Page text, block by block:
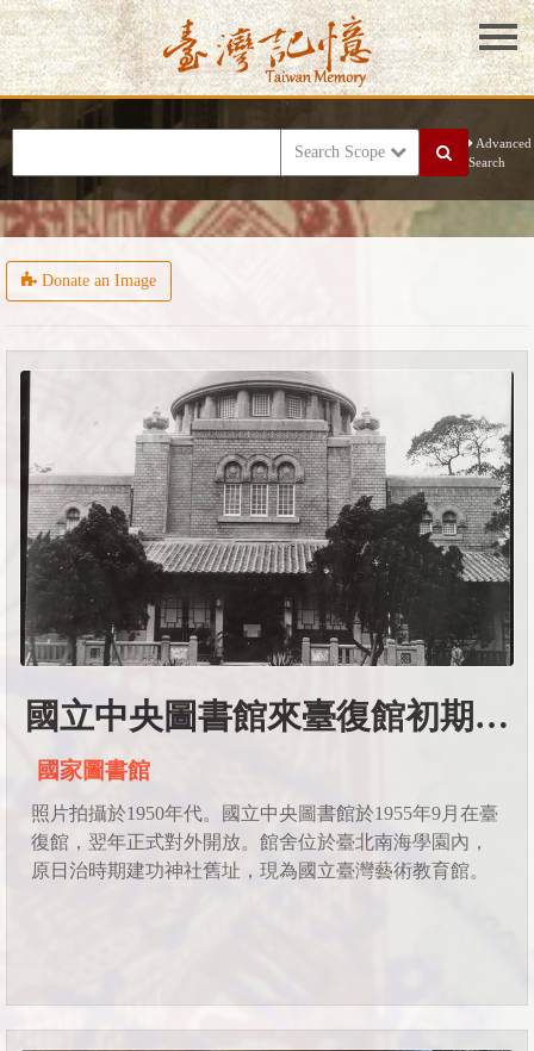
Search Scope
Advanced
Search
Donate an Image
國立中央圖書館來臺復館初期館舍
國家圖書館
照片拍攝於1950年代。國立中央圖書館於1955年9月在臺
復館，翌年正式對外開放。館舍位於臺北南海學園內，
原日治時期建功神社舊址，現為國立臺灣藝術教育館。